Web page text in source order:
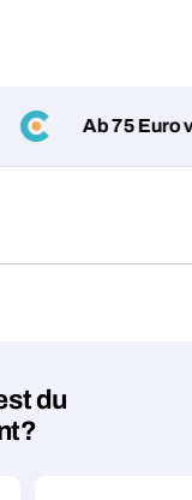
Ab 75 Euro
du